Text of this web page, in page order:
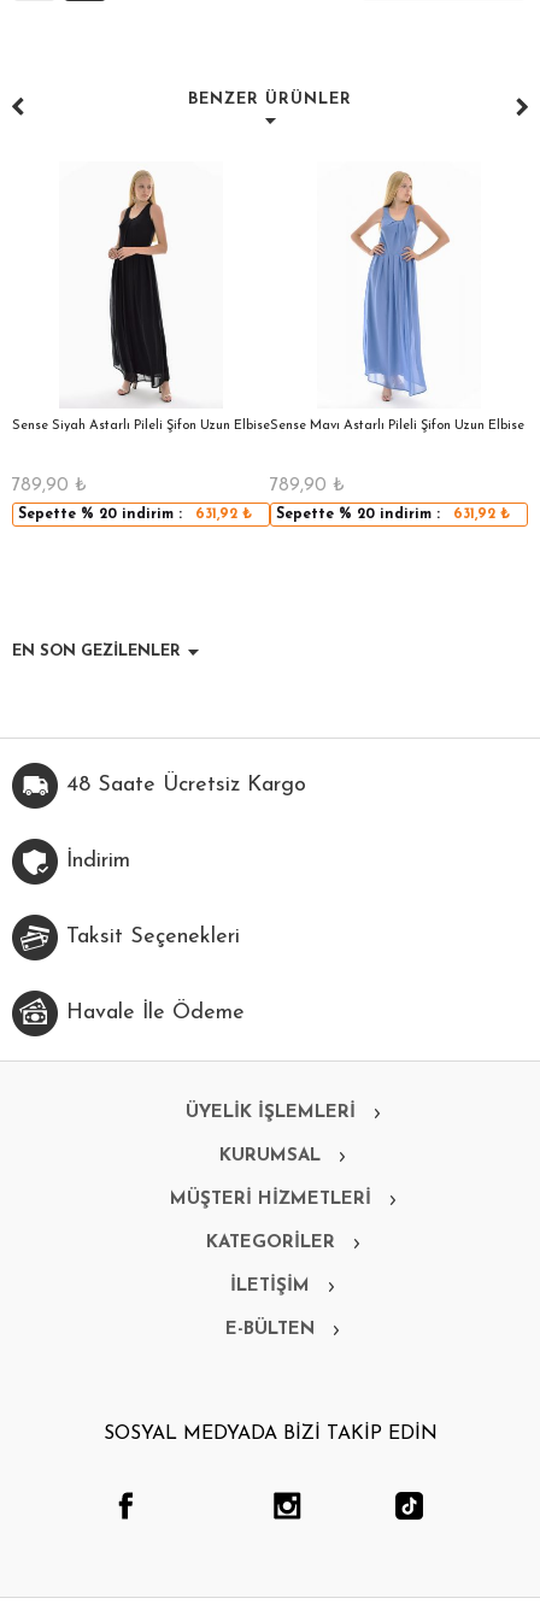
BENZER ÜRÜNLER
Sense Siyah Astarlı Pileli Şifon Uzun Elbise
789,90 ₺
Sepette % 20 indirim : 631,92₺
Sense Mavı Astarlı Pileli Şifon Uzun Elbise
789,90 ₺
Sepette % 20 indirim : 631,92₺
EN SON GEZİLENLER
48 Saate Ücretsiz Kargo
İndirim
Taksit Seçenekleri
Havale İle Ödeme
ÜYELİK İŞLEMLERİ
KURUMSAL
MÜŞTERİ HİZMETLERİ
KATEGORİLER
İLETİŞİM
E-BÜLTEN
SOSYAL MEDYADA BİZİ TAKİP EDİN